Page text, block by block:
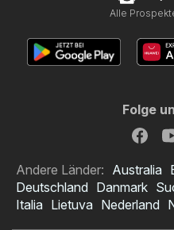
Alle
Folge
Andere Länder: Australia
Deutschland Danmark
Italia Lietuva Nederland